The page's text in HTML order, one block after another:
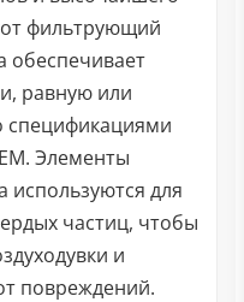
фильтрующий
обеспечивает
равную или
спецификациями
Элементы
используются для
частиц, чтобы
и
повреждений.